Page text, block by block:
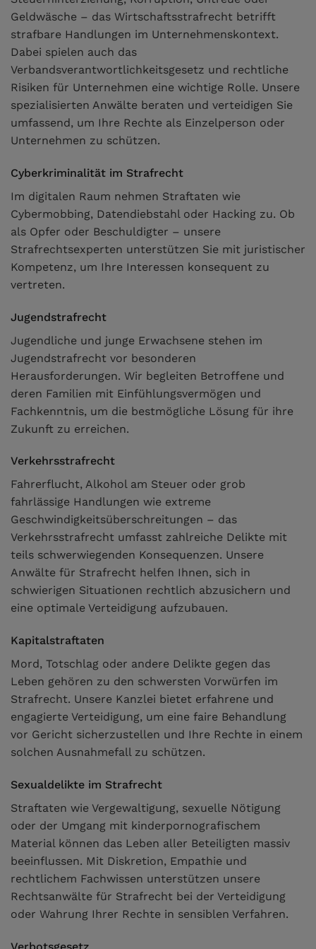
Geldwäsche – das Wirtschaftsstrafrecht betrifft
strafbare Handlungen im Unternehmenskontext.
Dabei spielen auch das
Verbandsverantwortlichkeitsgesetz und rechtliche
Risiken für Unternehmen eine wichtige Rolle. Unsere
spezialisierten Anwälte beraten und verteidigen Sie
umfassend, um Ihre Rechte als Einzelperson oder
Unternehmen zu schützen.
Cyberkriminalität im Strafrecht
Im digitalen Raum nehmen Straftaten wie
Cybermobbing, Datendiebstahl oder Hacking zu. Ob
als Opfer oder Beschuldigter – unsere
Strafrechtsexperten unterstützen Sie mit juristischer
Kompetenz, um Ihre Interessen konsequent zu
vertreten.
Jugendstrafrecht
Jugendliche und junge Erwachsene stehen im
Jugendstrafrecht vor besonderen
Herausforderungen. Wir begleiten Betroffene und
deren Familien mit Einfühlungsvermögen und
Fachkenntnis, um die bestmögliche Lösung für ihre
Zukunft zu erreichen.
Verkehrsstrafrecht
Fahrerflucht, Alkohol am Steuer oder grob
fahrlässige Handlungen wie extreme
Geschwindigkeitsüberschreitungen – das
Verkehrsstrafrecht umfasst zahlreiche Delikte mit
teils schwerwiegenden Konsequenzen. Unsere
Anwälte für Strafrecht helfen Ihnen, sich in
schwierigen Situationen rechtlich abzusichern und
eine optimale Verteidigung aufzubauen.
Kapitalstraftaten
Mord, Totschlag oder andere Delikte gegen das
Leben gehören zu den schwersten Vorwürfen im
Strafrecht. Unsere Kanzlei bietet erfahrene und
engagierte Verteidigung, um eine faire Behandlung
vor Gericht sicherzustellen und Ihre Rechte in einem
solchen Ausnahmefall zu schützen.
Sexualdelikte im Strafrecht
Straftaten wie Vergewaltigung, sexuelle Nötigung
oder der Umgang mit kinderpornografischem
Material können das Leben aller Beteiligten massiv
beeinflussen. Mit Diskretion, Empathie und
rechtlichem Fachwissen unterstützen unsere
Rechtsanwälte für Strafrecht bei der Verteidigung
oder Wahrung Ihrer Rechte in sensiblen Verfahren.